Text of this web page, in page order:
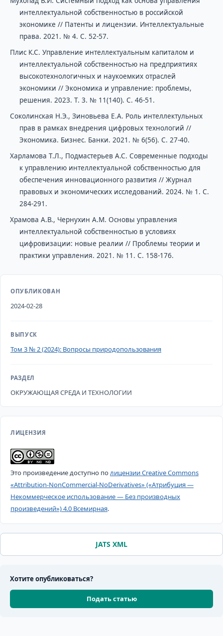
интеллектуальной собственностью в российской
экономике // Патенты и лицензии. Интеллектуальные
права. 2021. № 4. С. 52-57.
Плис К.С. Управление интеллектуальным капиталом и
интеллектуальной собственностью на предприятиях
высокотехнологичных и наукоемких отраслей
экономики // Экономика и управление: проблемы,
решения. 2023. Т. 3. № 11(140). С. 46-51.
Соколинская Н.Э., Зиновьева Е.А. Роль интеллектульных
прав в рамках внедрения цифровых технологий //
Экономика. Бизнес. Банки. 2021. № 6(56). С. 27-40.
Харламова Т.Л., Подмастерьев А.С. Современные подходы
к управлению интеллектуальной собственностью для
обеспечения инновационного развития // Журнал
правовых и экономических исследований. 2024. № 1. С.
284-291.
Храмова А.В., Чернухин А.М. Основы управления
интеллектуальной собственностью в условиях
цифровизации: новые реалии // Проблемы теории и
практики управления. 2021. № 11. С. 158-176.
ОПУБЛИКОВАН
2024-02-28
ВЫПУСК
Том 3 № 2 (2024): Вопросы природопользования
РАЗДЕЛ
ОКРУЖАЮЩАЯ СРЕДА И ТЕХНОЛОГИИ
ЛИЦЕНЗИЯ
Это произведение доступно полицензии Creative Commons
«Attribution-NonCommercial-NoDerivatives» («Атрибуция —
Некоммерческое использование — Без производных
произведений») 4.0 Всемирная.
JATS XML
Хотите опубликоваться?
Подать статью